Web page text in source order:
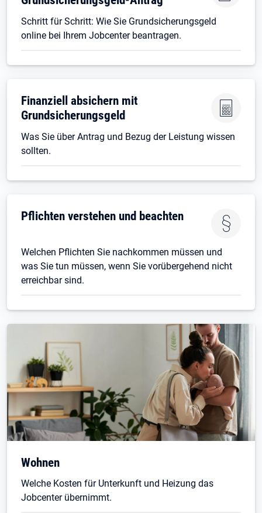
Schritt für Schritt: Wie Sie Grundsicherungsgeld
online bei Ihrem Jobcenter beantragen.
Finanziell absichern mit
Grundsicherungsgeld
Was Sie über Antrag und Bezug der Leistung wissen
sollten.
Pflichten verstehen und beachten
Welchen Pflichten Sie nachkommen müssen und
was Sie tun müssen, wenn Sie vorübergehend nicht
erreichbar sind.
Wohnen
Welche Kosten für Unterkunft und Heizung das
Jobcenter übernimmt.